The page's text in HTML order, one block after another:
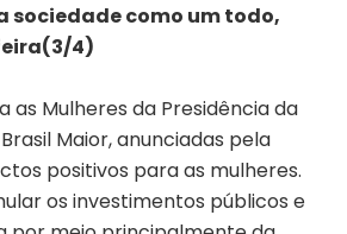
sociedade como um todo,
4)
as Mulheres da Presidência da
Maior, anunciadas pela
positivos para as mulheres.
os investimentos públicos e